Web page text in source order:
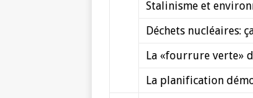
Stalinisme et
Déchets nucléaires:
La «fourrure verte»
La planification